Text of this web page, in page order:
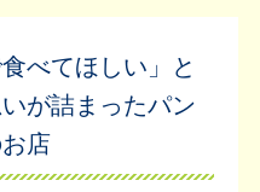
べてほしい」と
が詰まったパン
店